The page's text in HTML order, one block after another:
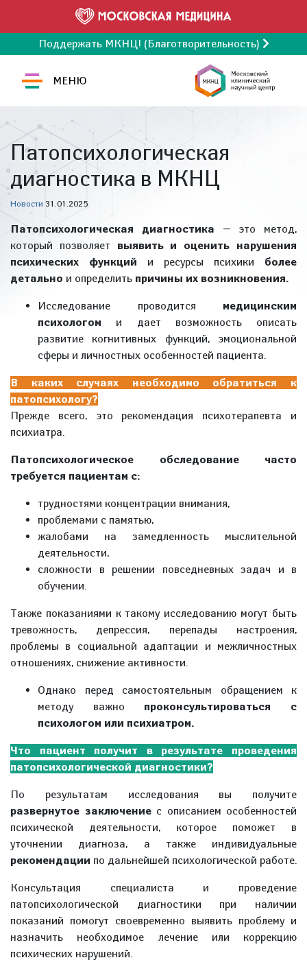
Поддержать МКНЦ! (Благотворительность)
МЕНЮ
Патопсихологическая
диагностика в МКНЦ
Новости 31.01.2025
Патопсихологическая диагностика — это метод,
который позволяет выявить и оценить нарушения
психических функций и ресурсы психики более
детально и определить причины их возникновения.
Исследование проводится медицинским
психологом и дает возможность описать
развитие когнитивных функций, эмоциональной
сферы и личностных особенностей пациента.
В каких случаях необходимо обратиться к
патопсихологу?
Прежде всего, это рекомендация психотерапевта и
психиатра.
Патопсихологическое обследование часто
требуется пациентам с:
трудностями концентрации внимания,
проблемами с памятью,
жалобами на замедленность мыслительной
деятельности,
сложности в решении повседневных задач и в
обучении.
Также показаниями к такому исследованию могут быть
тревожность, депрессия, перепады настроения,
проблемы в социальной адаптации и межличностных
отношениях, снижение активности.
Однако перед самостоятельным обращением к
методу важно проконсультироваться с
психологом или психиатром.
Что пациент получит в результате проведения
патопсихологической диагностики?
По результатам исследования вы получите
развернутое заключениес описанием особенностей
психической деятельности, которое поможет в
уточнении диагноза, а также индивидуальные
рекомендации по дальнейшей психологической работе.
Консультация специалиста и проведение
патопсихологической диагностики при наличии
показаний помогут своевременно выявить проблему и
назначить необходимое лечение или коррекцию
психических нарушений.